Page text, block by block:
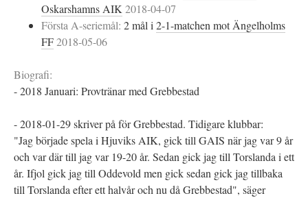
Oskarshamns AIK 2018-04-07
Första A-seriemål: 2 mål i 2-1-matchen mot Ängelholms
FF2018-05-06
Biografi:
- 2018 Januari: Provtränar med Grebbestad
- 2018-01-29 skriver på för Grebbestad. Tidigare klubbar:
"Jag började spela i Hjuviks AIK, gick till GAIS när jag var 9 år
och var där till jag var 19-20 år. Sedan gick jag till Torslanda i ett
år. Ifjol gick jag till Oddevold men gick sedan gick jag tillbaka
till Torslanda efter ett halvår och nu då Grebbestad", säger